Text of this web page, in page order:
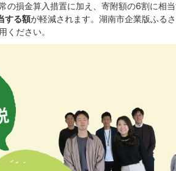
の損金算入措置に加え、寄附額の6割に相
する額が軽減されます。湖南市企業版ふる
ください。